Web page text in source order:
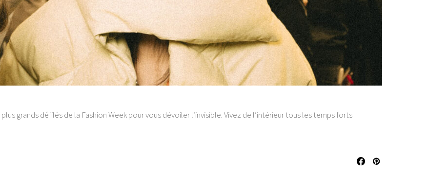
grands défilés de la Fashion Week pour vous dévoiler l’invisible. Vivez de l’intérieur tous les temps forts